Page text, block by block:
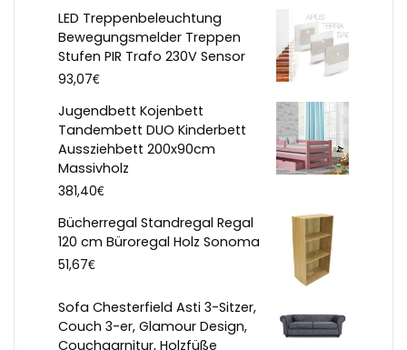
LED Treppenbeleuchtung
Bewegungsmelder Treppen
Stufen PIR Trafo 230V Sensor
93,07€
Jugendbett Kojenbett
Tandembett DUO Kinderbett
Aussziehbett 200x90cm
Massivholz
381,40€
Bücherregal Standregal Regal
120 cm Büroregal Holz Sonoma
51,67€
Sofa Chesterfield Asti 3-Sitzer,
Couch 3-er, Glamour Design,
Couchgarnitur, Holzfüße